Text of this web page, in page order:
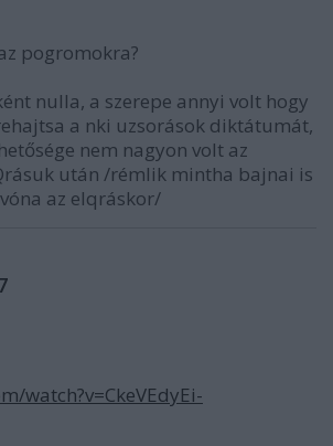
pogromokra?
nulla, a szerepe annyi volt hogy
a nki uzsorások diktátumát,
nem nagyon volt az
után /rémlik mintha bajnai is
az elqráskor/
watch?v=CkeVEdyEi-